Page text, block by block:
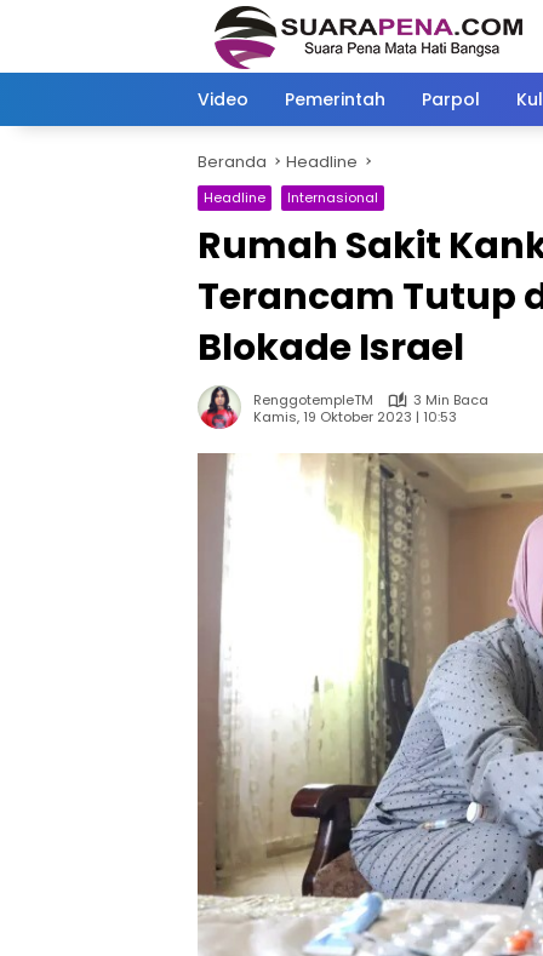
Video Pemerintah Parpol
Beranda Headline
Headline Internasional
Rumah Sakit
Terancam Tutup
Blokade Israel
RenggotempleTM
3 Min Baca
Kamis, 19 Oktober 2023 | 10:53